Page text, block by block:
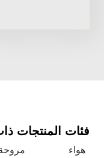
فئات المنتجات
هواء